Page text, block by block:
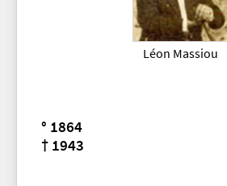
Léon Massiou
° 1864
† 1943